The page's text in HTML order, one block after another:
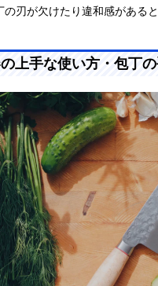
の刃が欠けたり違和感がある
上手な使い方・包丁